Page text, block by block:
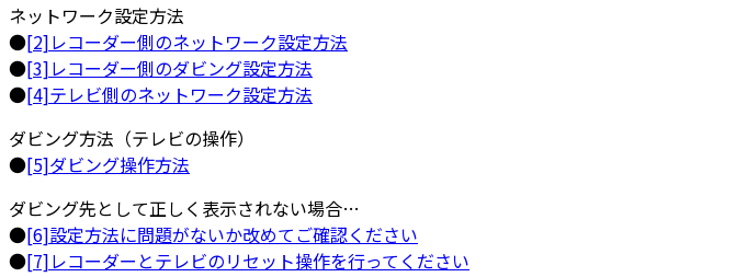
ネットワーク設定方法
●[2]レコーダー側のネットワーク設定方法
●[3]レコーダー側のダビング設定方法
●[4]テレビ側のネットワーク設定方法
ダビング方法（テレビの操作）
●[5]ダビング操作方法
ダビング先として正しく表示されない場合…
●[6]設定方法に問題がないか改めてご確認ください
●[7]レコーダーとテレビのリセット操作を行ってください